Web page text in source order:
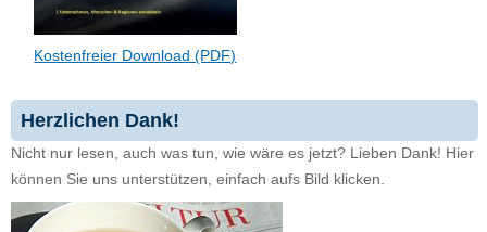
Kostenfreier Download (PDF)
Herzlichen Dank!
Nicht nur lesen, auch was tun, wie wäre es jetzt? Lieben Dank! Hier
können Sie uns unterstützen, einfach aufs Bild klicken.